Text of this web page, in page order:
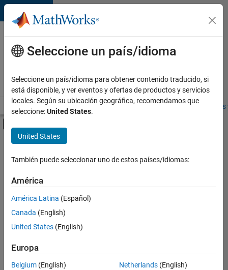
Saltar al contenido
Ofertas
de
empleo
MathWorks
Visión general Búsqueda de empleo Oficinas locales
Contenido principal
FILTRADO POR
User Experience
Education Marketing
Ordenar por
Guardar
empleos
seleccionados
Seleccione un país/idioma
Seleccione un país/idioma para obtener contenido traducido, si
está disponible, y ver eventos y ofertas de productos y servicios
locales. Según su ubicación geográfica, recomendamos que
seleccione:United States.
United States
También puede seleccionar uno de estos países/idiomas:
América
América Latina (Español)
Canada (English)
United States (English)
Europa
Belgium (English)
Netherlands(English)